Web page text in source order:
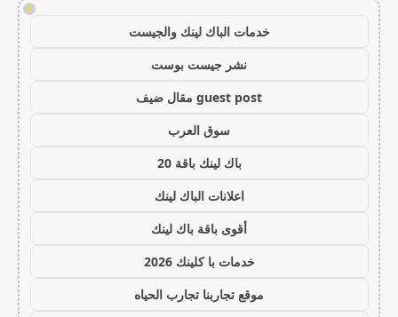
!
خدمات الباك لينك والجيست
نشر جيست بوست
guest post مقال ضيف
سوق العرب
باك لينك باقة 20
اعلانات الباك لينك
أقوى باقة باك لينك
خدمات با كلينك 2026
موقع تجاربنا تجارب الحياه